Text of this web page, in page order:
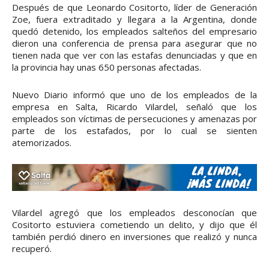
Después de que Leonardo Cositorto, líder de Generación
Zoe, fuera extraditado y llegara a la Argentina, donde
quedó detenido, los empleados salteños del empresario
dieron una conferencia de prensa para asegurar que no
tienen nada que ver con las estafas denunciadas y que en
la provincia hay unas 650 personas afectadas.
Nuevo Diario informó que uno de los empleados de la
empresa en Salta, Ricardo Vilardel, señaló que los
empleados son víctimas de persecuciones y amenazas por
parte de los estafados, por lo cual se sienten
atemorizados.
Vilardel agregó que los empleados desconocían que
Cositorto estuviera cometiendo un delito, y dijo que él
también perdió dinero en inversiones que realizó y nunca
recuperó.